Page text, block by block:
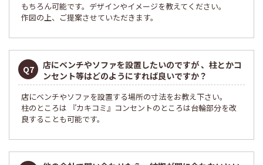
もちろん可能です。デザインやイメージを教えてください。
作図の上、ご提案させていただきます。
Q7 店にベンチやソファを設置したいのですが 、 柱とかコ
ンセント等はどのようにすれば良いですか？
店にベンチやソファを設置する場所の寸法をお教え下さい。
柱のところは 『カキコミ』コンセントのところは台輪部分を改
良することも可能です。